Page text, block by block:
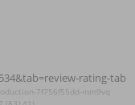
rating-tab
7f756f55dd-mm9vq